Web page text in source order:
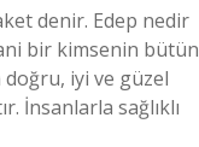
denir. Edep nedir
bir kimsenin bütün
doğru, iyi ve güzel
İnsanlarla sağlıklı